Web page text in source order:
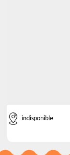
indisponible